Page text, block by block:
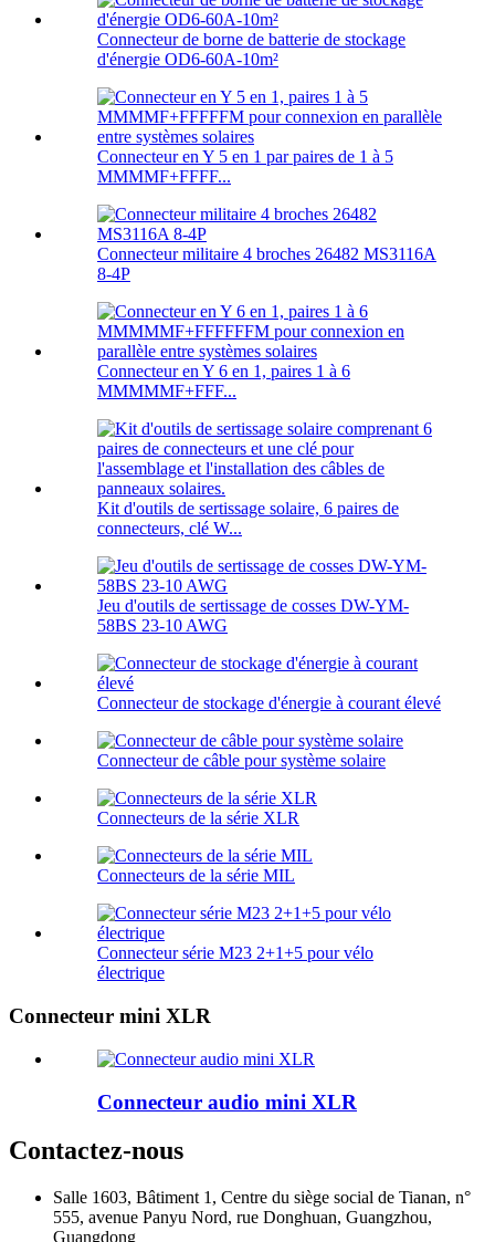
Connecteur de borne de batterie de stockage
d'énergie OD6-60A-10m²
Connecteur en Y 5 en 1 par paires de 1 à 5
MMMMF+FFFF...
Connecteur militaire 4 broches 26482 MS3116A
8-4P
Connecteur en Y 6 en 1, paires 1 à 6
MMMMMF+FFF...
Kit d'outils de sertissage solaire, 6 paires de
connecteurs, clé W...
Jeu d'outils de sertissage de cosses DW-YM-
58BS 23-10 AWG
Connecteur de stockage d'énergie à courant élevé
Connecteur de câble pour système solaire
Connecteurs de la série XLR
Connecteurs de la série MIL
Connecteur série M23 2+1+5 pour vélo
électrique
Connecteur mini XLR
Connecteur audio mini XLR
Contactez-nous
Salle 1603, Bâtiment 1, Centre du siège social de Tianan, n°
555, avenue Panyu Nord, rue Donghuan, Guangzhou,
Guangdong